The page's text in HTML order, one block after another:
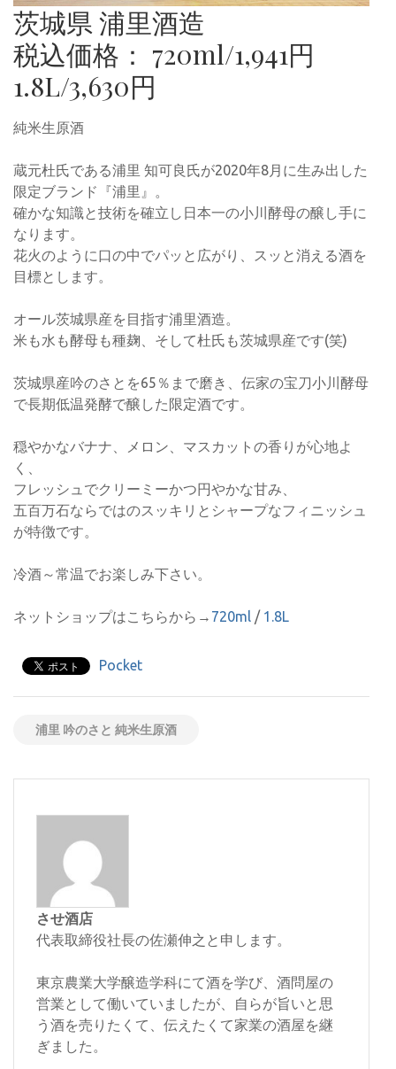
茨城県 浦里酒造
税込価格： 720ml/1,941円
1.8L/3,630円
純米生原酒
蔵元杜氏である浦里 知可良氏が2020年8月に生み出した
限定ブランド『浦里』。
確かな知識と技術を確立し日本一の小川酵母の醸し手に
なります。
花火のように口の中でパッと広がり、スッと消える酒を
目標とします。
オール茨城県産を目指す浦里酒造。
米も水も酵母も種麹、そして杜氏も茨城県産です(笑)
茨城県産吟のさとを65％まで磨き、伝家の宝刀小川酵母
で長期低温発酵で醸した限定酒です。
穏やかなバナナ、メロン、マスカットの香りが心地よ
く、
フレッシュでクリーミーかつ円やかな甘み、
五百万石ならではのスッキリとシャープなフィニッシュ
が特徴です。
冷酒～常温でお楽しみ下さい。
ネットショップはこちらから→ 720ml / 1.8L
Pocket
浦里 吟のさと 純米生原酒
させ酒店
代表取締役社長の佐瀬伸之と申します。
東京農業大学醸造学科にて酒を学び、酒問屋の
営業として働いていましたが、自らが旨いと思
う酒を売りたくて、伝えたくて家業の酒屋を継
ぎました。